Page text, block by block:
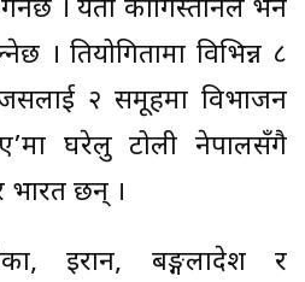
। यता कीर्गिस्तानले भने
प्रतियोगितामा विभिन्न ८
जसलाई २ समूहमा विभाजन
घरेलु टोली नेपालसँगै
भारत छन् ।
इरान, बङ्गलादेश र